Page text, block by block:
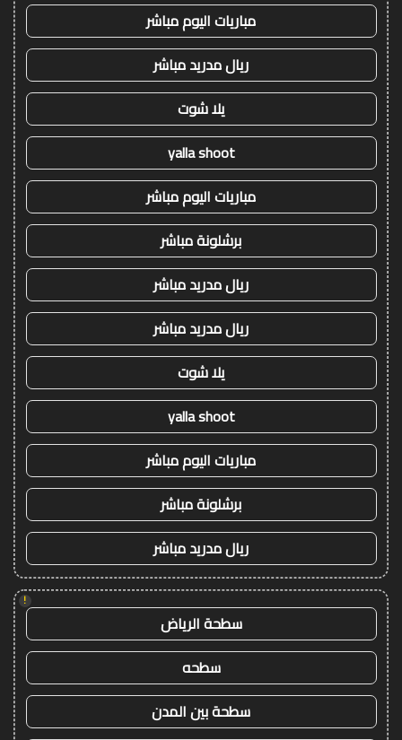
مباريات اليوم مباشر
ريال مدريد مباشر
يلا شوت
yalla shoot
مباريات اليوم مباشر
برشلونة مباشر
ريال مدريد مباشر
ريال مدريد مباشر
يلا شوت
yalla shoot
مباريات اليوم مباشر
برشلونة مباشر
ريال مدريد مباشر
!
سطحة الرياض
سطحه
سطحة بين المدن